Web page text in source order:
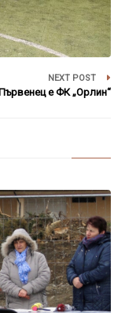
NEXT POST
е ФК „Орлин“